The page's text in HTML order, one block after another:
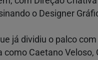
o Designer
já dividiu o palco
como Caetano Veloso,